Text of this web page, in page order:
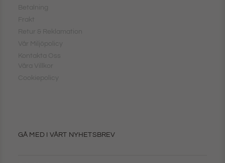
Betalning
Frakt
Retur & Reklamation
Vår Miljöpolicy
Kontakta Oss
Våra Villkor
Cookiepolicy
GÅ MED I VÅRT NYHETSBREV